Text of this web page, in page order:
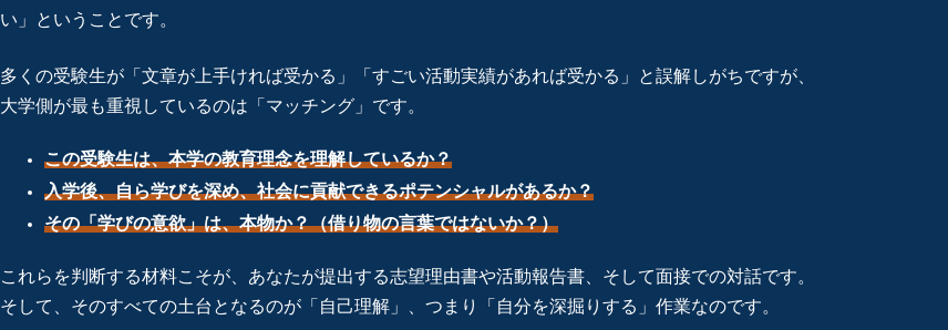
い」ということです。
多くの受験生が「文章が上手ければ受かる」「すごい活動実績があれば受かる」と誤解しがちですが、
大学側が最も重視しているのは「マッチング」です。
この受験生は、本学の教育理念を理解しているか？
入学後、自ら学びを深め、社会に貢献できるポテンシャルがあるか？
その「学びの意欲」は、本物か？（借り物の言葉ではないか？）
これらを判断する材料こそが、あなたが提出する志望理由書や活動報告書、そして面接での対話です。
そして、そのすべての土台となるのが「自己理解」、つまり「自分を深掘りする」作業なのです。